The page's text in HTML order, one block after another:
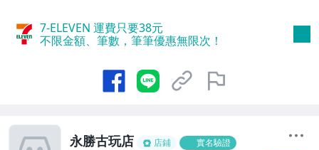
7-ELEVEN 運費只要38元
不限金額、筆數，筆筆優惠無限次！
永勝古玩店 店鋪 實名驗證